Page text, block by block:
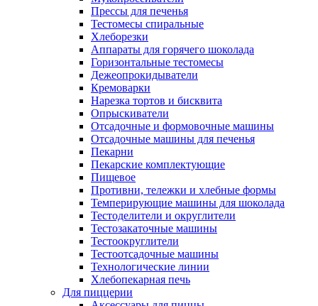
Прессы для печенья
Тестомесы спиральные
Хлеборезки
Аппараты для горячего шоколада
Горизонтальные тестомесы
Дежеопрокидыватели
Кремоварки
Нарезка тортов и бисквита
Опрыскиватели
Отсадочные и формовочные машины
Отсадочные машины для печенья
Пекарни
Пекарские комплектующие
Пищевое
Противни, тележки и хлебные формы
Темперирующие машины для шоколада
Тестоделители и округлители
Тестозакаточные машины
Тестоокруглители
Тестоотсадочные машины
Технологические линии
Хлебопекарная печь
Для пиццерии